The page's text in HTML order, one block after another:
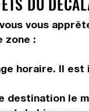
vous
zone :
horaire. Il
destination le